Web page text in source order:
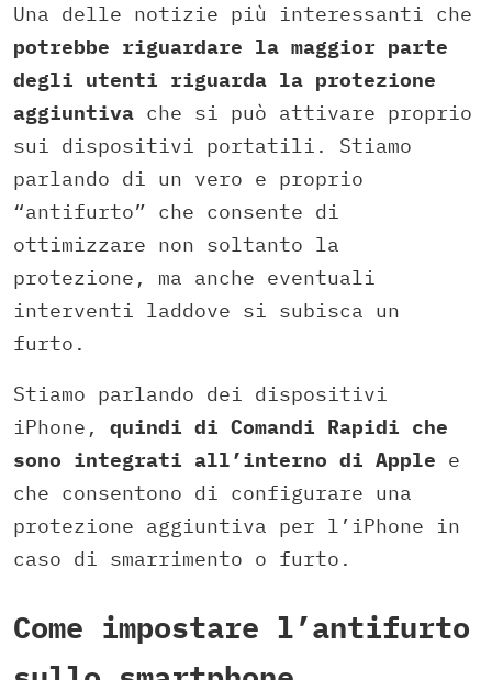
Una delle notizie più interessanti che
potrebbe riguardare la maggior parte
degli utenti riguarda la protezione
aggiuntiva che si può attivare proprio
sui dispositivi portatili. Stiamo
parlando di un vero e proprio
“antifurto” che consente di
ottimizzare non soltanto la
protezione, ma anche eventuali
interventi laddove si subisca un
furto.
Stiamo parlando dei dispositivi
iPhone, quindi di Comandi Rapidi che
sono integrati all’interno di Apple e
che consentono di configurare una
protezione aggiuntiva per l’iPhone in
caso di smarrimento o furto.
Come impostare l’antifurto